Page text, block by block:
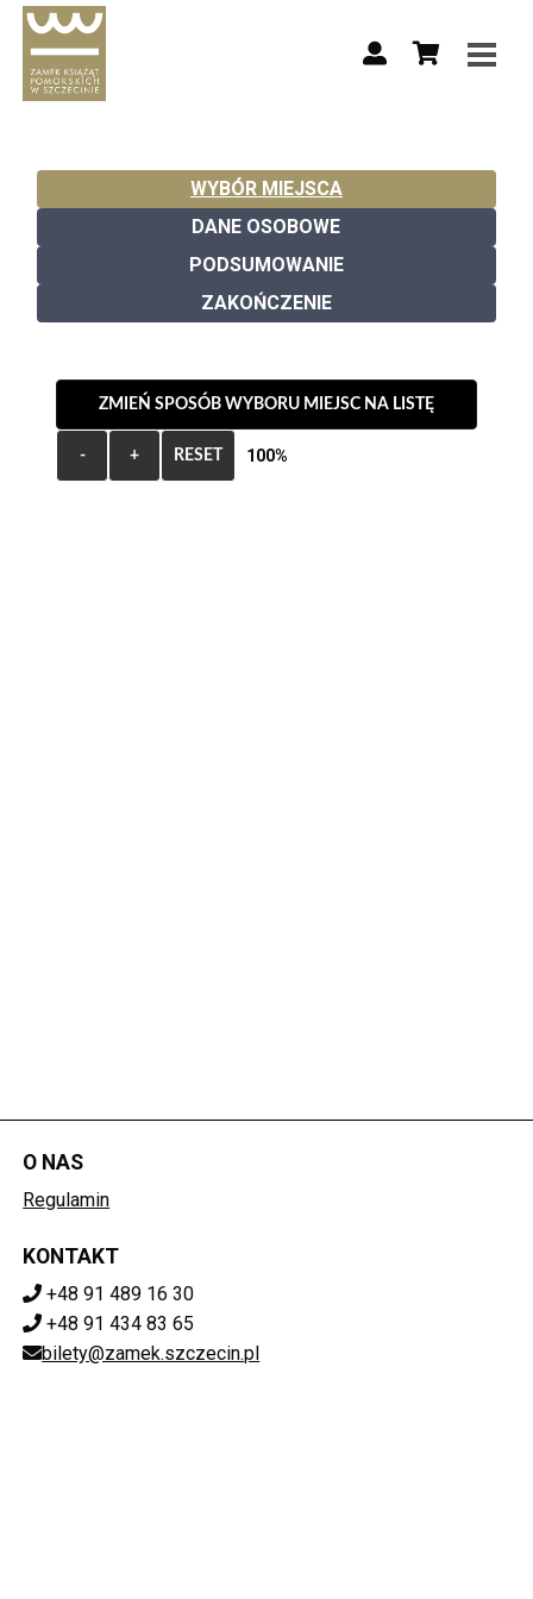
WYBÓR MIEJSCA
DANE OSOBOWE
PODSUMOWANIE
ZAKOŃCZENIE
ZMIEŃ SPOSÓB WYBORU MIEJSC NA LISTĘ
- + RESET 100%
O NAS
Regulamin
KONTAKT
+48 91 489 16 30
+48 91 434 83 65
bilety@zamek.szczecin.pl